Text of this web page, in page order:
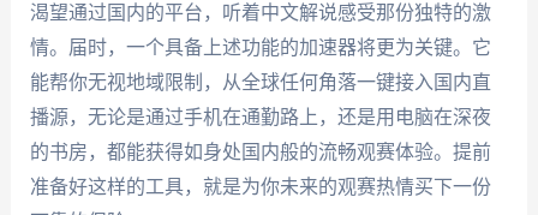
渴望通过国内的平台，听着中文解说感受那份独特的激
情。届时，一个具备上述功能的加速器将更为关键。它
能帮你无视地域限制，从全球任何角落一键接入国内直
播源，无论是通过手机在通勤路上，还是用电脑在深夜
的书房，都能获得如身处国内般的流畅观赛体验。提前
准备好这样的工具，就是为你未来的观赛热情买下一份